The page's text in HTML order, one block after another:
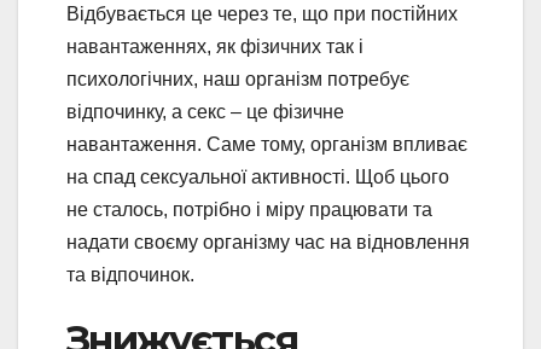
Відбувається це через те, що при постійних
навантаженнях, як фізичних так і
психологічних, наш організм потребує
відпочинку, а секс – це фізичне
навантаження. Саме тому, організм впливає
на спад сексуальної активності. Щоб цього
не сталось, потрібно і міру працювати та
надати своєму організму час на відновлення
та відпочинок.